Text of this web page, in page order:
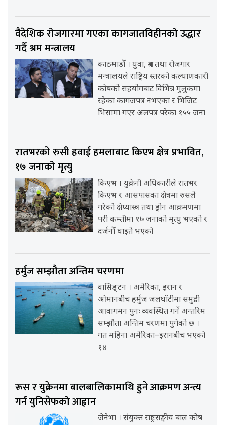
वैदेशिक रोजगारमा गएका कागजातविहीनको उद्धार
गर्दै श्रम मन्त्रालय
काठमाडौँ । युवा, श्रम तथा रोजगार
मन्त्रालयले राष्ट्रिय स्तरको कल्याणकारी
कोषको सहयोगबाट विभिन्न मुलुकमा
रहेका कागजपत्र नभएका र भिजिट
भिसामा गएर अलपत्र परेका १५५ जना
रातभरको रुसी हवाई हमलाबाट किएभ क्षेत्र प्रभावित,
१७ जनाको मृत्यु
किएभ । युक्रेनी अधिकारीले रातभर
किएभ र आसपासका क्षेत्रमा रुसले
गरेको क्षेप्यास्त्र तथा ड्रोन आक्रमणमा
परी कम्तीमा १७ जनाको मृत्यु भएको र
दर्जनौँ घाइते भएको
हर्मुज सम्झौता अन्तिम चरणमा
वासिङ्टन । अमेरिका, इरान र
ओमानबीच हर्मुज जलघाँटीमा समुद्री
आवागमन पुनः व्यवस्थित गर्ने अन्तरिम
सम्झौता अन्तिम चरणमा पुगेको छ ।
गत महिना अमेरिका–इरानबीच भएको
१४
रूस र युक्रेनमा बालबालिकामाथि हुने आक्रमण अन्त्य
गर्न युनिसेफको आह्वान
जेनेभा । संयुक्त राष्ट्रसङ्घीय बाल कोष